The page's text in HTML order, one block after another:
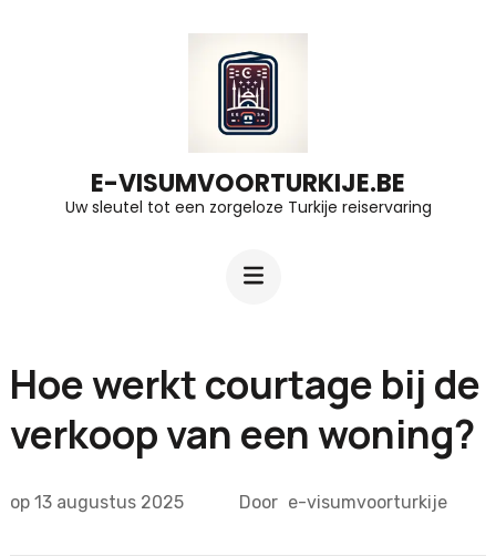
E-VISUMVOORTURKIJE.BE
Uw sleutel tot een zorgeloze Turkije reiservaring
Hoe werkt courtage bij de
verkoop van een woning?
op 13 augustus 2025 Door e-visumvoorturkije